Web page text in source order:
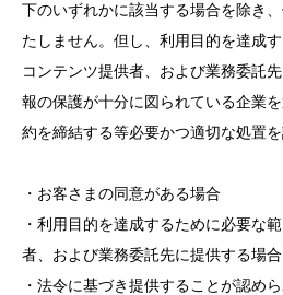
下のいずれかに該当する場合を除き
たしません。但し、利用目的を達成
コンテンツ提供者、および業務委託
報の保護が十分に図られている企業
約を締結する等必要かつ適切な処置を
・お客さまの同意がある場合
・利用目的を達成するために必要な
者、および業務委託先に提供する場合
・法令に基づき提供することが認め